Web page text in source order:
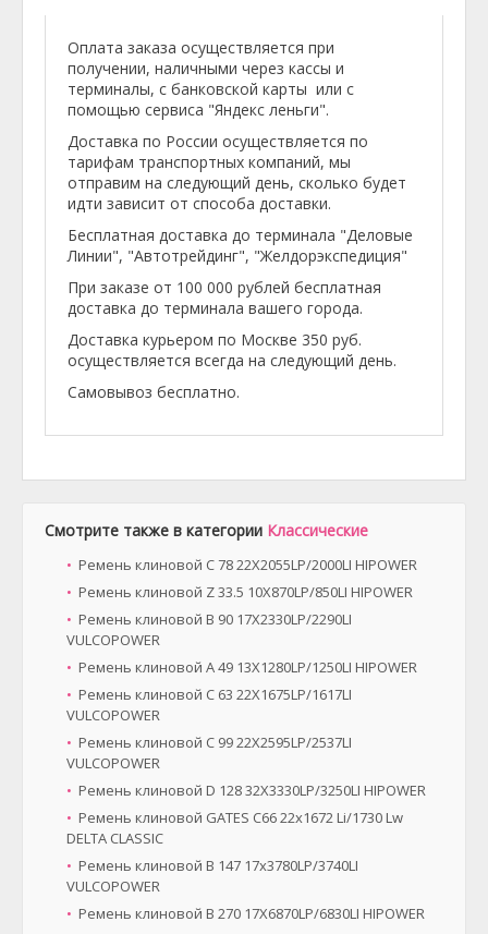
Оплата заказа осуществляется при
получении, наличными через кассы и
терминалы, с банковской карты или с
помощью сервиса "Яндекс леньги".
Доставка по России осуществляется по
тарифам транспортных компаний, мы
отправим на следующий день, сколько будет
идти зависит от способа доставки.
Бесплатная доставка до терминала "Деловые
Линии", "Автотрейдинг", "Желдорэкспедиция"
При заказе от 100 000 рублей бесплатная
доставка до терминала вашего города.
Доставка курьером по Москве 350 руб.
осуществляется всегда на следующий день.
Самовывоз бесплатно.
Смотрите также в категории Классические
Ремень клиновой C 78 22X2055LP/2000LI HIPOWER
Ремень клиновой Z 33.5 10X870LP/850LI HIPOWER
Ремень клиновой B 90 17X2330LP/2290LI
VULCOPOWER
Ремень клиновой A 49 13X1280LP/1250LI HIPOWER
Ремень клиновой C 63 22X1675LP/1617LI
VULCOPOWER
Ремень клиновой C 99 22X2595LP/2537LI
VULCOPOWER
Ремень клиновой D 128 32X3330LP/3250LI HIPOWER
Ремень клиновой GATES C66 22x1672 Li/1730 Lw
DELTA CLASSIC
Ремень клиновой B 147 17x3780LP/3740LI
VULCOPOWER
Ремень клиновой B 270 17X6870LP/6830LI HIPOWER